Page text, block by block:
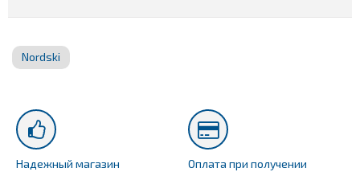
Nordski
Надежный магазин
Оплата при получении